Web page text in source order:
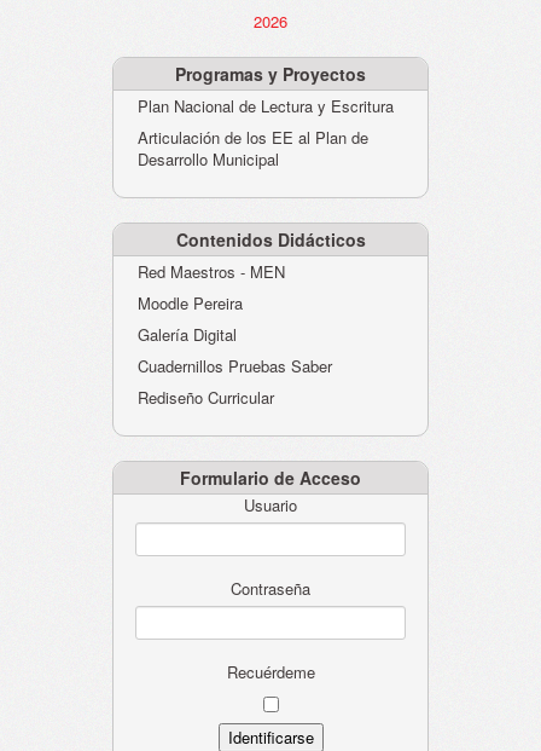
2026
Programas y Proyectos
Plan Nacional de Lectura y Escritura
Articulación de los EE al Plan de
Desarrollo Municipal
Contenidos Didácticos
Red Maestros - MEN
Moodle Pereira
Galería Digital
Cuadernillos Pruebas Saber
Rediseño Curricular
Formulario de Acceso
Usuario
Contraseña
Recuérdeme